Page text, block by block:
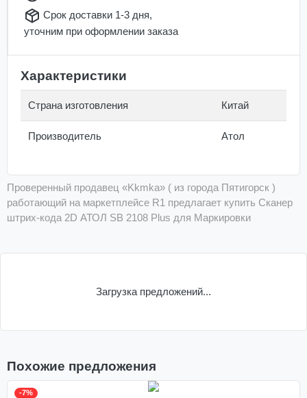
Срок доставки 1-3 дня,
уточним при оформлении заказа
Характеристики
Страна изготовления Китай
Производитель Атол
Проверенный продавец «Kkmka» ( из города Пятигорск )
работающий на маркетплейсе R1 предлагает купить Сканер
штрих-кода 2D АТОЛ SB 2108 Plus для Маркировки
Загрузка предложений...
Похожие предложения
-7%